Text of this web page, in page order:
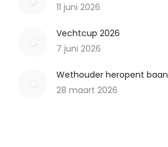
11 juni 2026
Vechtcup 2026
7 juni 2026
Wethouder heropent baan
28 maart 2026